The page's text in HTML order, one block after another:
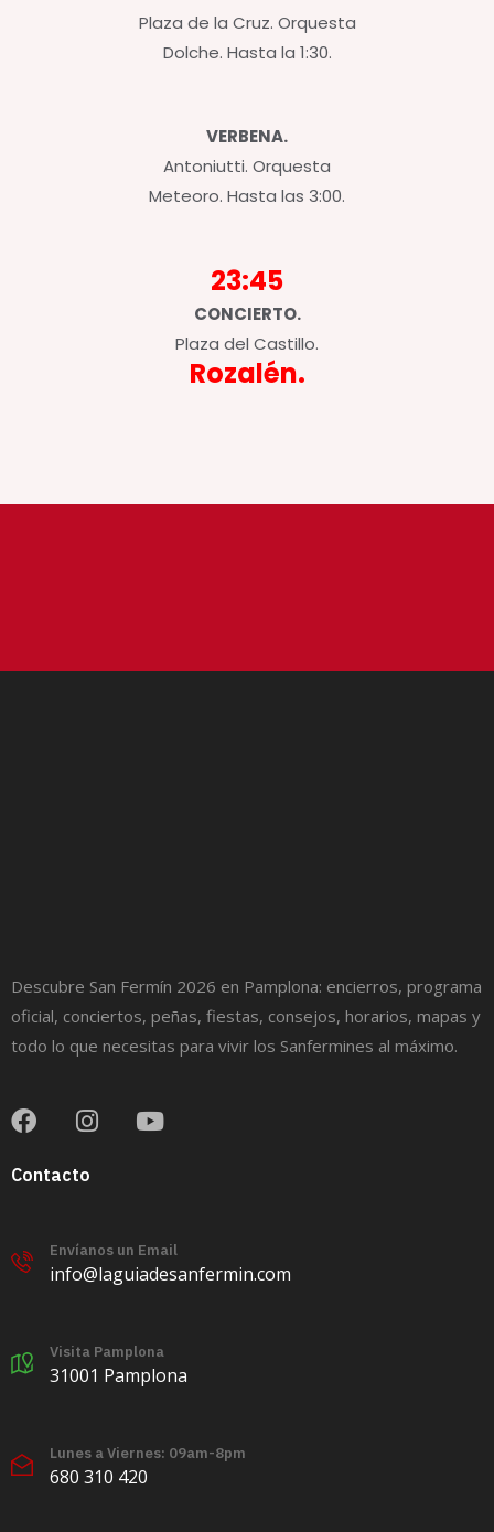
Plaza de la Cruz. Orquesta
Dolche. Hasta la 1:30.
VERBENA.
Antoniutti. Orquesta
Meteoro. Hasta las 3:00.
23:45
CONCIERTO.
Plaza del Castillo.
Rozalén.
Descubre San Fermín 2026 en Pamplona: encierros, programa
oficial, conciertos, peñas, fiestas, consejos, horarios, mapas y
todo lo que necesitas para vivir los Sanfermines al máximo.
Contacto
Envíanos un Email
info@laguiadesanfermin.com
Visita Pamplona
31001 Pamplona
Lunes a Viernes: 09am-8pm
680 310 420